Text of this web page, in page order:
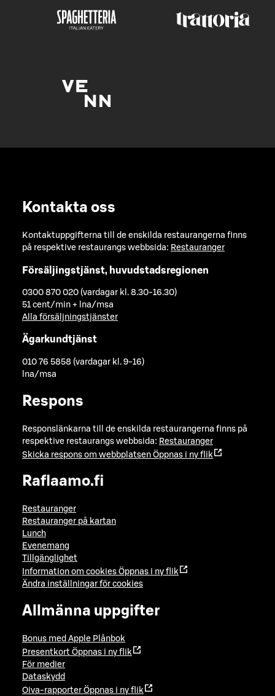
Kontakta oss
Kontaktuppgifterna till de enskilda restaurangerna finns
på respektive restaurangs webbsida: Restauranger
Försäljingstjänst, huvudstadsregionen
0300 870 020 (vardagar kl. 8.30-16.30)
51 cent/min + lna/msa
Alla försäljningstjänster
Ägarkundtjänst
010 76 5858 (vardagar kl. 9-16)
lna/msa
Respons
Responslänkarna till de enskilda restaurangerna finns på
respektive restaurangs webbsida: Restauranger
Skicka respons om webbplatsen Öppnas i ny flik
Raflaamo.fi
Restauranger
Restauranger på kartan
Lunch
Evenemang
Tillgänglighet
Information om cookies Öppnas i ny flik
Ändra inställningar för cookies
Allmänna uppgifter
Bonus med Apple Plånbok
Presentkort Öppnas i ny flik
För medier
Dataskydd
Oiva-rapporter Öppnas i ny flik